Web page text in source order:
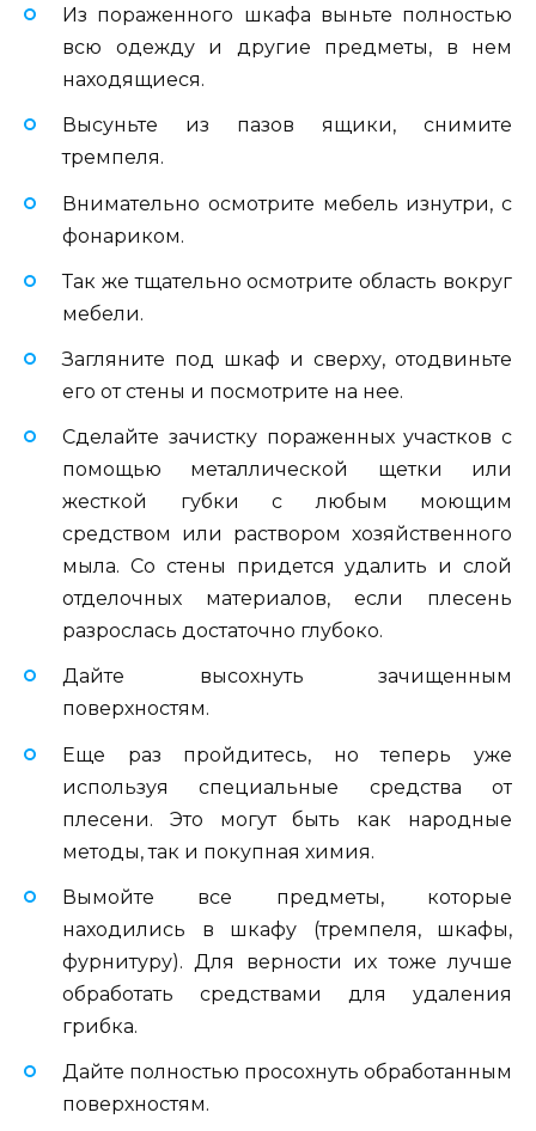
Из пораженного шкафа выньте полностью
всю одежду и другие предметы, в нем
находящиеся.
Высуньте из пазов ящики, снимите
тремпеля.
Внимательно осмотрите мебель изнутри, с
фонариком.
Так же тщательно осмотрите область вокруг
мебели.
Загляните под шкаф и сверху, отодвиньте
его от стены и посмотрите на нее.
Сделайте зачистку пораженных участков с
помощью металлической щетки или
жесткой губки с любым моющим
средством или раствором хозяйственного
мыла. Со стены придется удалить и слой
отделочных материалов, если плесень
разрослась достаточно глубоко.
Дайте высохнуть зачищенным
поверхностям.
Еще раз пройдитесь, но теперь уже
используя специальные средства от
плесени. Это могут быть как народные
методы, так и покупная химия.
Вымойте все предметы, которые
находились в шкафу (тремпеля, шкафы,
фурнитуру). Для верности их тоже лучше
обработать средствами для удаления
грибка.
Дайте полностью просохнуть обработанным
поверхностям.